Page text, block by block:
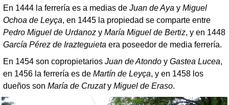
En 1444 la ferrería es a medias de Juan de Aya y Miguel
Ochoa de Leyça, en 1445 la propiedad se comparte entre
Pedro Miguel de Urdanoz y María Miguel de Bertiz, y en 1448
García Pérez de Irazteguieta era poseedor de media ferrería.
En 1454 son copropietarios Juan de Atondo y Gastea Lucea,
en 1456 la ferrería es de Martín de Leyça, y en 1458 los
dueños son María de Cruzaty Miguel de Eraso.